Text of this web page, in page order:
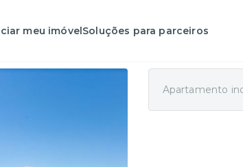
meu imóvelSoluções para parceiros
Apartamento